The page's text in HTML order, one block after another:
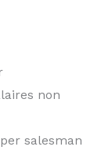
non
salesman